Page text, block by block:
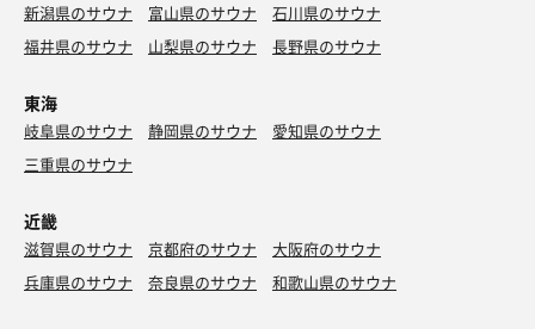
新潟県のサウナ 富山県のサウナ
石川県のサウナ
福井県のサウナ
山梨県のサウナ 長野県のサウナ
東海
岐阜県のサウナ 静岡県のサウナ
愛知県のサウナ
三重県のサウナ
近畿
滋賀県のサウナ 京都府のサウナ
大阪府のサウナ
兵庫県のサウナ
奈良県のサウナ 和歌山県のサウナ